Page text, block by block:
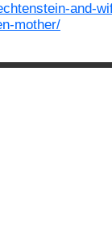
and-
mother/